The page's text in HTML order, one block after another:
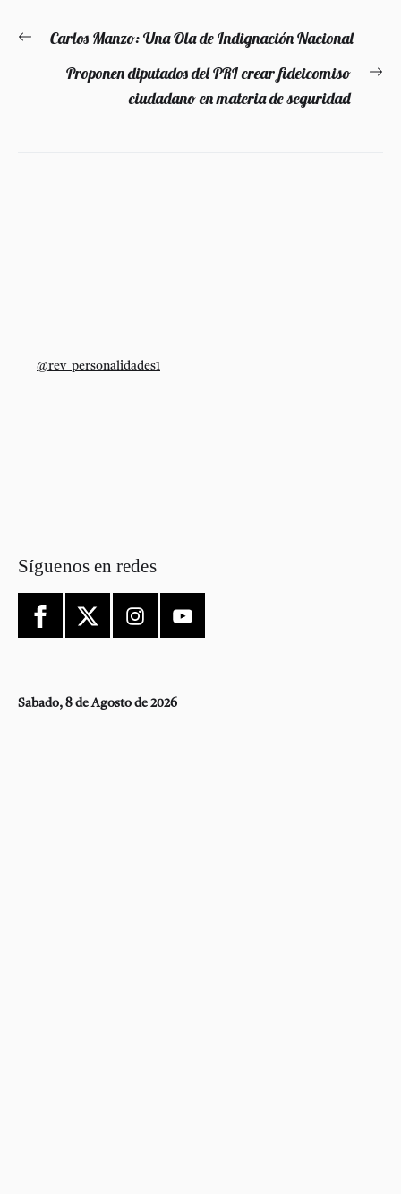
Navegación
entradas
EntradaCarlos Manzo: Una Ola de Indignación Nacional
Proponen diputados del PRI crear fideicomiso
ciudadano en materia de seguridad
@rev_personalidades1
Síguenos en redes
Sabado, 8 de Agosto de 2026